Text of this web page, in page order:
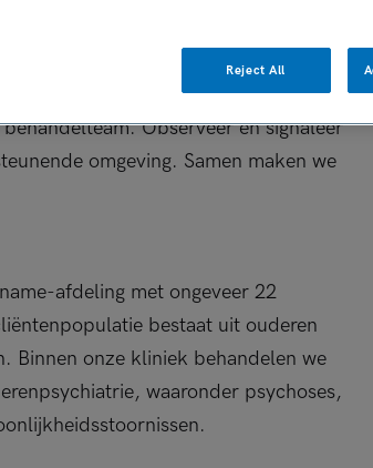
samen. Dit doe je op één van onze
Observeer en signaleer
omgeving. Samen maken we
afdeling met ongeveer 22
bestaat uit ouderen
Binnen onze kliniek behandelen we
waaronder psychoses,
Reject All